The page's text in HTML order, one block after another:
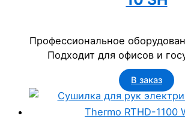
Профессиональное
Подходит для офисов и
В заказ